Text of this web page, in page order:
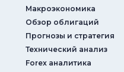
Макроэкономика
Обзор облигаций
Прогнозы и стратегия
Технический анализ
Forex аналитика